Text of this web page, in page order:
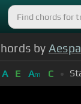
by Aespa
A E Am C